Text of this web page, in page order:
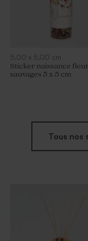
5,00 x 5,00 cm
Sticker naissance
sauvages 5 x 5 cm
Tous nos